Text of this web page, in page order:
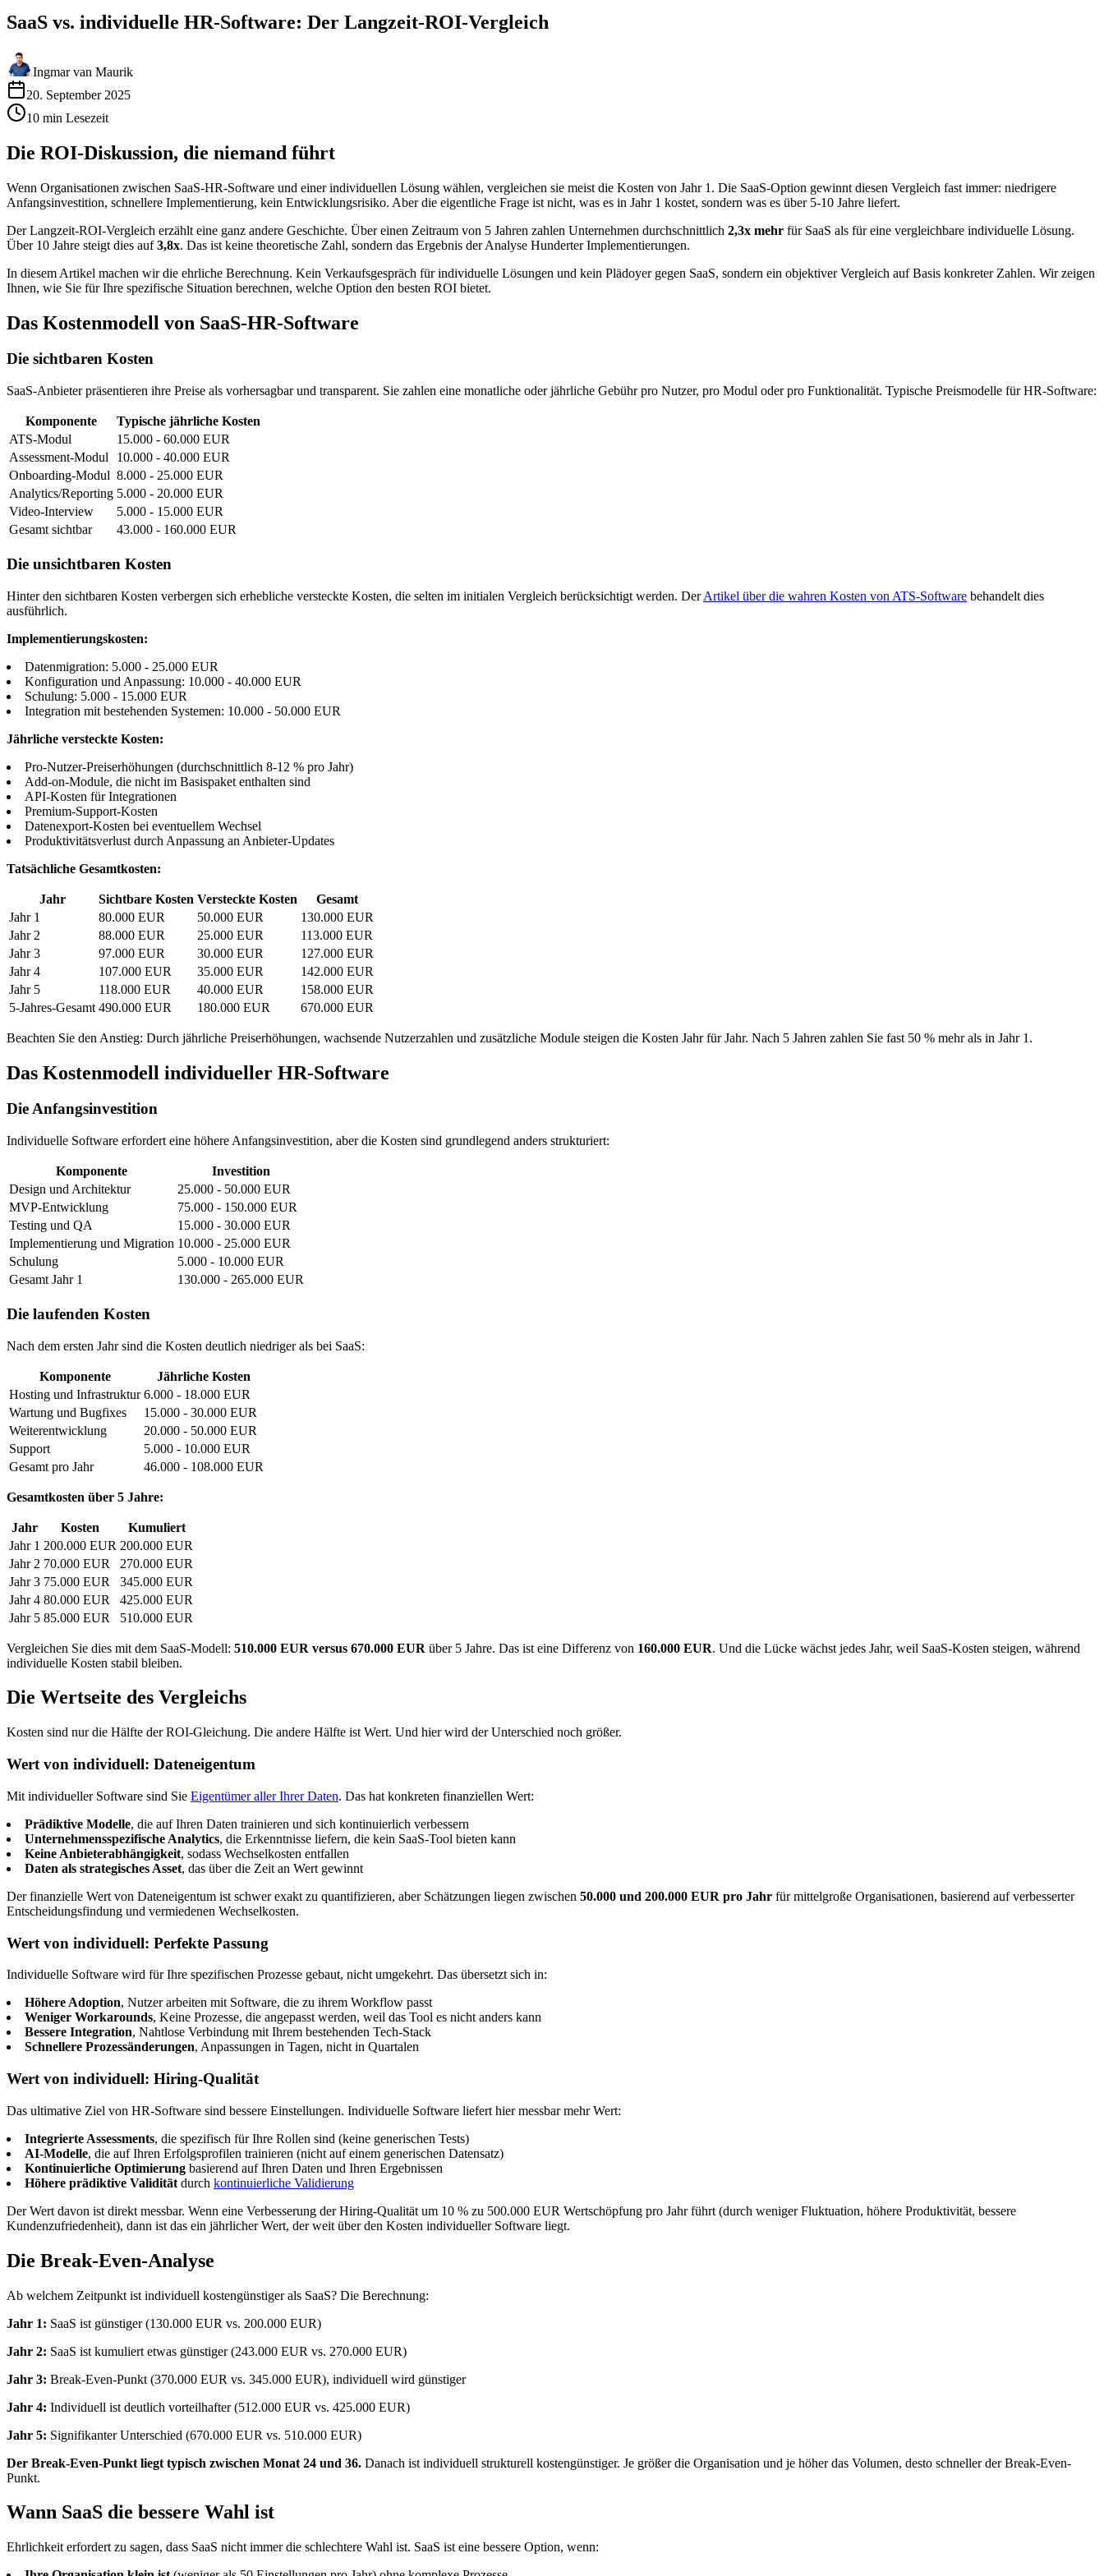
SaaS vs. individuelle HR-Software: Der Langzeit-ROI-Vergleich
Ingmar van Maurik
20. September 2025
10 min Lesezeit
Die ROI-Diskussion, die niemand führt
Wenn Organisationen zwischen SaaS-HR-Software und einer individuellen Lösung wählen, vergleichen sie meist die Kosten von Jahr 1. Die SaaS-Option gewinnt diesen Vergleich fast immer: niedrigere
Anfangsinvestition, schnellere Implementierung, kein Entwicklungsrisiko. Aber die eigentliche Frage ist nicht, was es in Jahr 1 kostet, sondern was es über 5-10 Jahre liefert.
Der Langzeit-ROI-Vergleich erzählt eine ganz andere Geschichte. Über einen Zeitraum von 5 Jahren zahlen Unternehmen durchschnittlich 2,3x mehr für SaaS als für eine vergleichbare individuelle Lösung.
Über 10 Jahre steigt dies auf3,8x. Das ist keine theoretische Zahl, sondern das Ergebnis der Analyse Hunderter Implementierungen.
In diesem Artikel machen wir die ehrliche Berechnung. Kein Verkaufsgespräch für individuelle Lösungen und kein Plädoyer gegen SaaS, sondern ein objektiver Vergleich auf Basis konkreter Zahlen. Wir zeigen
Ihnen, wie Sie für Ihre spezifische Situation berechnen, welche Option den besten ROI bietet.
Das Kostenmodell von SaaS-HR-Software
Die sichtbaren Kosten
SaaS-Anbieter präsentieren ihre Preise als vorhersagbar und transparent. Sie zahlen eine monatliche oder jährliche Gebühr pro Nutzer, pro Modul oder pro Funktionalität. Typische Preismodelle für HR-Software:
Komponente
Typische jährliche Kosten
ATS-Modul
15.000 - 60.000 EUR
Assessment-Modul
10.000 - 40.000 EUR
Onboarding-Modul 8.000 - 25.000 EUR
Analytics/Reporting 5.000 - 20.000 EUR
Video-Interview
5.000 - 15.000 EUR
Gesamt sichtbar
43.000 - 160.000 EUR
Die unsichtbaren Kosten
Hinter den sichtbaren Kosten verbergen sich erhebliche versteckte Kosten, die selten im initialen Vergleich berücksichtigt werden. DerArtikel über die wahren Kosten von ATS-Software behandelt dies
ausführlich.
Implementierungskosten:
Datenmigration: 5.000 - 25.000 EUR
Konfiguration und Anpassung: 10.000 - 40.000 EUR
Schulung: 5.000 - 15.000 EUR
Integration mit bestehenden Systemen: 10.000 - 50.000 EUR
Jährliche versteckte Kosten:
Pro-Nutzer-Preiserhöhungen (durchschnittlich 8-12 % pro Jahr)
Add-on-Module, die nicht im Basispaket enthalten sind
API-Kosten für Integrationen
Premium-Support-Kosten
Datenexport-Kosten bei eventuellem Wechsel
Produktivitätsverlust durch Anpassung an Anbieter-Updates
Tatsächliche Gesamtkosten:
Jahr Sichtbare Kosten Versteckte Kosten
Gesamt
Jahr 1
80.000 EUR 50.000 EUR
130.000 EUR
Jahr 2
88.000 EUR 25.000 EUR
113.000 EUR
Jahr 3
97.000 EUR 30.000 EUR
127.000 EUR
Jahr 4
107.000 EUR 35.000 EUR
142.000 EUR
Jahr 5
118.000 EUR 40.000 EUR
158.000 EUR
5-Jahres-Gesamt 490.000 EUR 180.000 EUR 670.000 EUR
Beachten Sie den Anstieg: Durch jährliche Preiserhöhungen, wachsende Nutzerzahlen und zusätzliche Module steigen die Kosten Jahr für Jahr. Nach 5 Jahren zahlen Sie fast 50 % mehr als in Jahr 1.
Das Kostenmodell individueller HR-Software
Die Anfangsinvestition
Individuelle Software erfordert eine höhere Anfangsinvestition, aber die Kosten sind grundlegend anders strukturiert:
Komponente
Investition
Design und Architektur
25.000 - 50.000 EUR
MVP-Entwicklung
75.000 - 150.000 EUR
Testing und QA
15.000 - 30.000 EUR
Implementierung und Migration 10.000 - 25.000 EUR
Schulung
5.000 - 10.000 EUR
Gesamt Jahr 1
130.000 - 265.000 EUR
Die laufenden Kosten
Nach dem ersten Jahr sind die Kosten deutlich niedriger als bei SaaS:
Komponente
Jährliche Kosten
Hosting und Infrastruktur 6.000 - 18.000 EUR
Wartung und Bugfixes
15.000 - 30.000 EUR
Weiterentwicklung
20.000 - 50.000 EUR
Support
5.000 - 10.000 EUR
Gesamt pro Jahr
46.000 - 108.000 EUR
Gesamtkosten über 5 Jahre:
Jahr Kosten
Kumuliert
Jahr 1 200.000 EUR 200.000 EUR
Jahr 2 70.000 EUR
270.000 EUR
Jahr 3 75.000 EUR
345.000 EUR
Jahr 4 80.000 EUR
425.000 EUR
Jahr 5 85.000 EUR 510.000 EUR
Vergleichen Sie dies mit dem SaaS-Modell: 510.000 EUR versus 670.000 EUR über 5 Jahre. Das ist eine Differenz von 160.000 EUR. Und die Lücke wächst jedes Jahr, weil SaaS-Kosten steigen, während
individuelle Kosten stabil bleiben.
Die Wertseite des Vergleichs
Kosten sind nur die Hälfte der ROI-Gleichung. Die andere Hälfte ist Wert. Und hier wird der Unterschied noch größer.
Wert von individuell: Dateneigentum
Mit individueller Software sind Sie Eigentümer aller Ihrer Daten. Das hat konkreten finanziellen Wert:
Prädiktive Modelle, die auf Ihren Daten trainieren und sich kontinuierlich verbessern
Unternehmensspezifische Analytics, die Erkenntnisse liefern, die kein SaaS-Tool bieten kann
Keine Anbieterabhängigkeit, sodass Wechselkosten entfallen
Daten als strategisches Asset, das über die Zeit an Wert gewinnt
Der finanzielle Wert von Dateneigentum ist schwer exakt zu quantifizieren, aber Schätzungen liegen zwischen 50.000 und 200.000 EUR pro Jahr für mittelgroße Organisationen, basierend auf verbesserter
Entscheidungsfindung und vermiedenen Wechselkosten.
Wert von individuell: Perfekte Passung
Individuelle Software wird für Ihre spezifischen Prozesse gebaut, nicht umgekehrt. Das übersetzt sich in:
Höhere Adoption, Nutzer arbeiten mit Software, die zu ihrem Workflow passt
Weniger Workarounds, Keine Prozesse, die angepasst werden, weil das Tool es nicht anders kann
Bessere Integration, Nahtlose Verbindung mit Ihrem bestehenden Tech-Stack
Schnellere Prozessänderungen, Anpassungen in Tagen, nicht in Quartalen
Wert von individuell: Hiring-Qualität
Das ultimative Ziel von HR-Software sind bessere Einstellungen. Individuelle Software liefert hier messbar mehr Wert:
Integrierte Assessments, die spezifisch für Ihre Rollen sind (keine generischen Tests)
AI-Modelle, die auf Ihren Erfolgsprofilen trainieren (nicht auf einem generischen Datensatz)
Kontinuierliche Optimierung basierend auf Ihren Daten und Ihren Ergebnissen
Höhere prädiktive Validität durch kontinuierliche Validierung
Der Wert davon ist direkt messbar. Wenn eine Verbesserung der Hiring-Qualität um 10 % zu 500.000 EUR Wertschöpfung pro Jahr führt (durch weniger Fluktuation, höhere Produktivität, bessere
Kundenzufriedenheit), dann ist das ein jährlicher Wert, der weit über den Kosten individueller Software liegt.
Die Break-Even-Analyse
Ab welchem Zeitpunkt ist individuell kostengünstiger als SaaS? Die Berechnung:
Jahr 1: SaaS ist günstiger (130.000 EUR vs. 200.000 EUR)
Jahr 2: SaaS ist kumuliert etwas günstiger (243.000 EUR vs. 270.000 EUR)
Jahr 3: Break-Even-Punkt (370.000 EUR vs. 345.000 EUR), individuell wird günstiger
Jahr 4: Individuell ist deutlich vorteilhafter (512.000 EUR vs. 425.000 EUR)
Jahr 5: Signifikanter Unterschied (670.000 EUR vs. 510.000 EUR)
Der Break-Even-Punkt liegt typisch zwischen Monat 24 und 36. Danach ist individuell strukturell kostengünstiger. Je größer die Organisation und je höher das Volumen, desto schneller der Break-Even-
Punkt.
Wann SaaS die bessere Wahl ist
Ehrlichkeit erfordert zu sagen, dass SaaS nicht immer die schlechtere Wahl ist. SaaS ist eine bessere Option, wenn: